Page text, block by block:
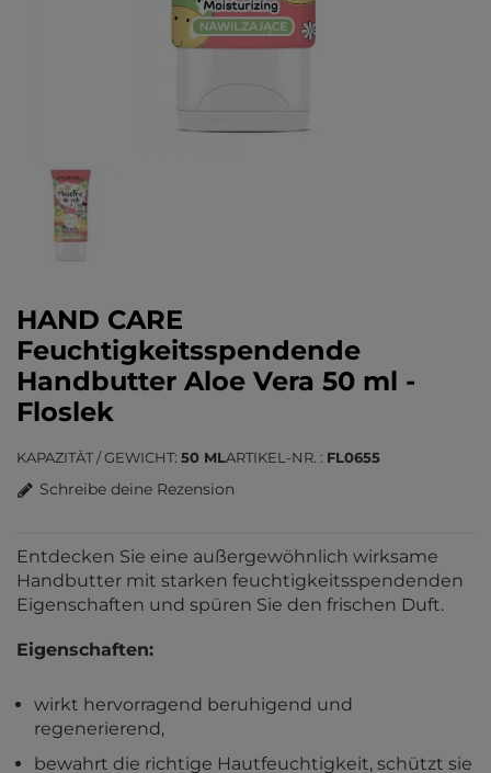
HAND CARE
Feuchtigkeitsspendende
Handbutter Aloe Vera 50 ml -
Floslek
KAPAZITÄT / GEWICHT 50 MLARTIKEL-NR. FL0655
Schreibe deine Rezension
Entdecken Sie eine außergewöhnlich wirksame
Handbutter mit starken feuchtigkeitsspendenden
Eigenschaften und spüren Sie den frischen Duft.
Eigenschaften:
wirkt hervorragend beruhigend und
regenerierend,
bewahrt die richtige Hautfeuchtigkeit, schützt sie